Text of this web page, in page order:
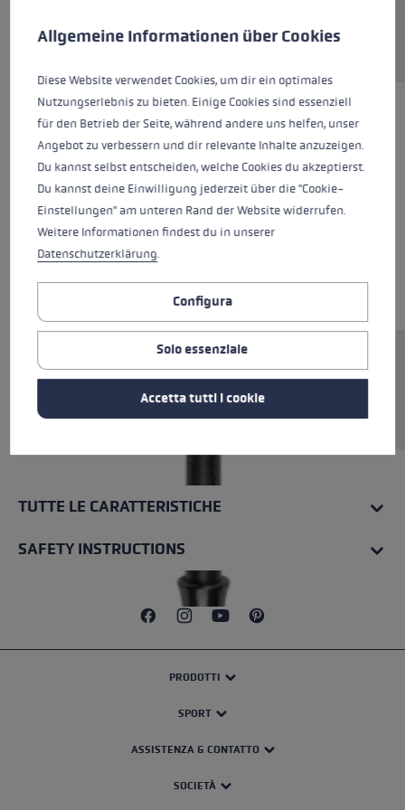
Ersatzsegment (Mittelteil) für LEKI FX.One
Stöcke. Abmessungen: 11,3x250mm.
TUTTE LE CARATTERISTICHE
SAFETY INSTRUCTIONS
PRODOTTI
SPORT
ASSISTENZA & CONTATTO
SOCIETÀ
Preferenze per i cookie
This website uses cookies to give you the best possible experience.
Allgemeine Informationen über Cookies
Diese Website verwendet Cookies, um dir ein optimales
Nutzungserlebnis zu bieten. Einige Cookies sind essenziell
für den Betrieb der Seite, während andere uns helfen, unser
Angebot zu verbessern und dir relevante Inhalte anzuzeigen.
Du kannst selbst entscheiden, welche Cookies du akzeptierst.
Du kannst deine Einwilligung jederzeit über die "Cookie-
Einstellungen" am unteren Rand der Website widerrufen.
Weitere Informationen findest du in unserer
Datenschutzerklärung.
Configura
Solo essenziale
Accetta tutti i cookie